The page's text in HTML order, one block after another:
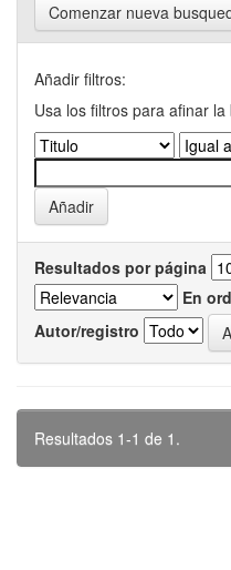
Comenzar nueva
Añadir filtros:
Usa los filtros para afinar la
Resultados por página
En
Autor/registro
Resultados 1-1 de 1.